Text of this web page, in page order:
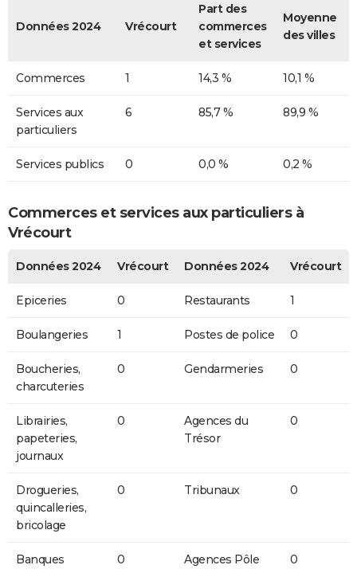
Données 2024 Vrécourt
Part des
commerces
et services
Moyenne
des villes
Commerces 1 14,3 % 10,1 %
Services aux
particuliers
6 85,7 % 89,9 %
Services publics 0 0,0 % 0,2 %
Commerces et services aux particuliers à
Vrécourt
Données 2024 Vrécourt Données 2024 Vrécourt
Epiceries 0 Restaurants 1
Boulangeries 1 Postes de police 0
Boucheries,
charcuteries
0 Gendarmeries 0
Librairies,
papeteries,
journaux
0
Agences du
Trésor
0
Drogueries,
quincalleries,
bricolage
0 Tribunaux 0
Banques 0 Agences Pôle 0